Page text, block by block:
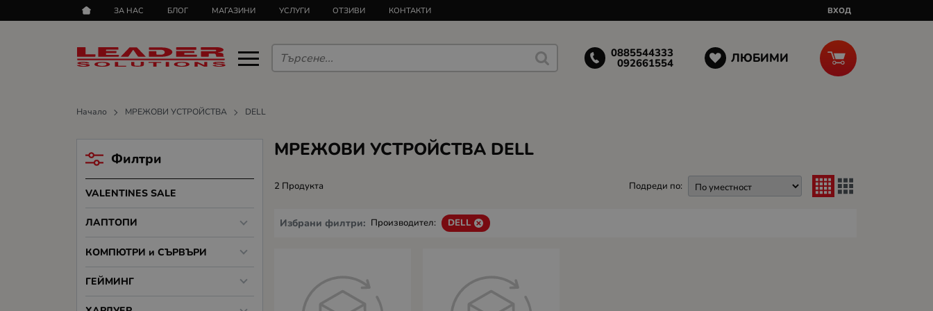
ЗА НАС БЛОГ МАГАЗИНИ УСЛУГИ ОТЗИВИ КОНТАКТИ ВХОД
0885544333
092661554 ЛЮБИМИ
Начало МРЕЖОВИ УСТРОЙСТВА DELL
МРЕЖОВИ УСТРОЙСТВА DELL
2 Продукта Подреди по:
Избрани филтри: Производител: DELL
Филтри
VALENTINES SALE
ЛАПТОПИ
КОМПЮТРИ и СЪРВЪРИ
ГЕЙМИНГ